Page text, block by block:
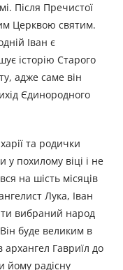
Після Пречистої
Церквою святим.
Іван є
історію Старого
адже саме він
Єдинородного
та родички
у похилому віці і не
на шість місяців
Лука, Іван
вибраний народ
буде великим в
Гавриїл до
йому радісну